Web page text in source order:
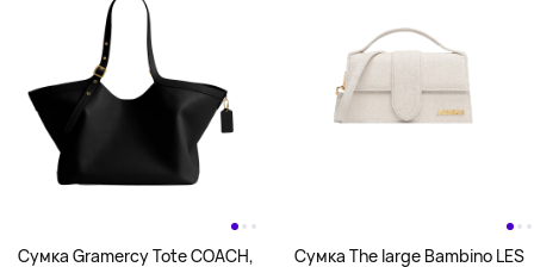
Сумка Gramercy Tote COACH,
Сумка The large Bambino LES